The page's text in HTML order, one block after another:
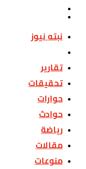
نبته نيوز
تقارير
تحقيقات
حوارات
حوادث
رياضة
مقالات
منوعات